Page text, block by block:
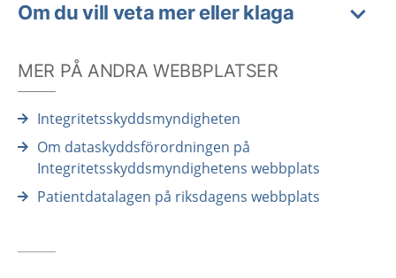
Om du vill veta mer eller klaga
MER PÅ ANDRA WEBBPLATSER
Integritetsskyddsmyndigheten
Om dataskyddsförordningen på
Integritetsskyddsmyndighetens webbplats
Patientdatalagen på riksdagens webbplats